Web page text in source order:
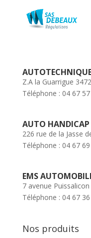
Z.A la Guarrigue
Téléphone : 04 67
AUTO HANDICAP
226 rue de la Jasse
Téléphone : 04 67
EMS
7 avenue
Téléphone : 04 67
Nos produits